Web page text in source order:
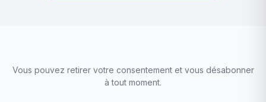
Vous pouvez retirer votre consentement et vous désabonner
à tout moment.